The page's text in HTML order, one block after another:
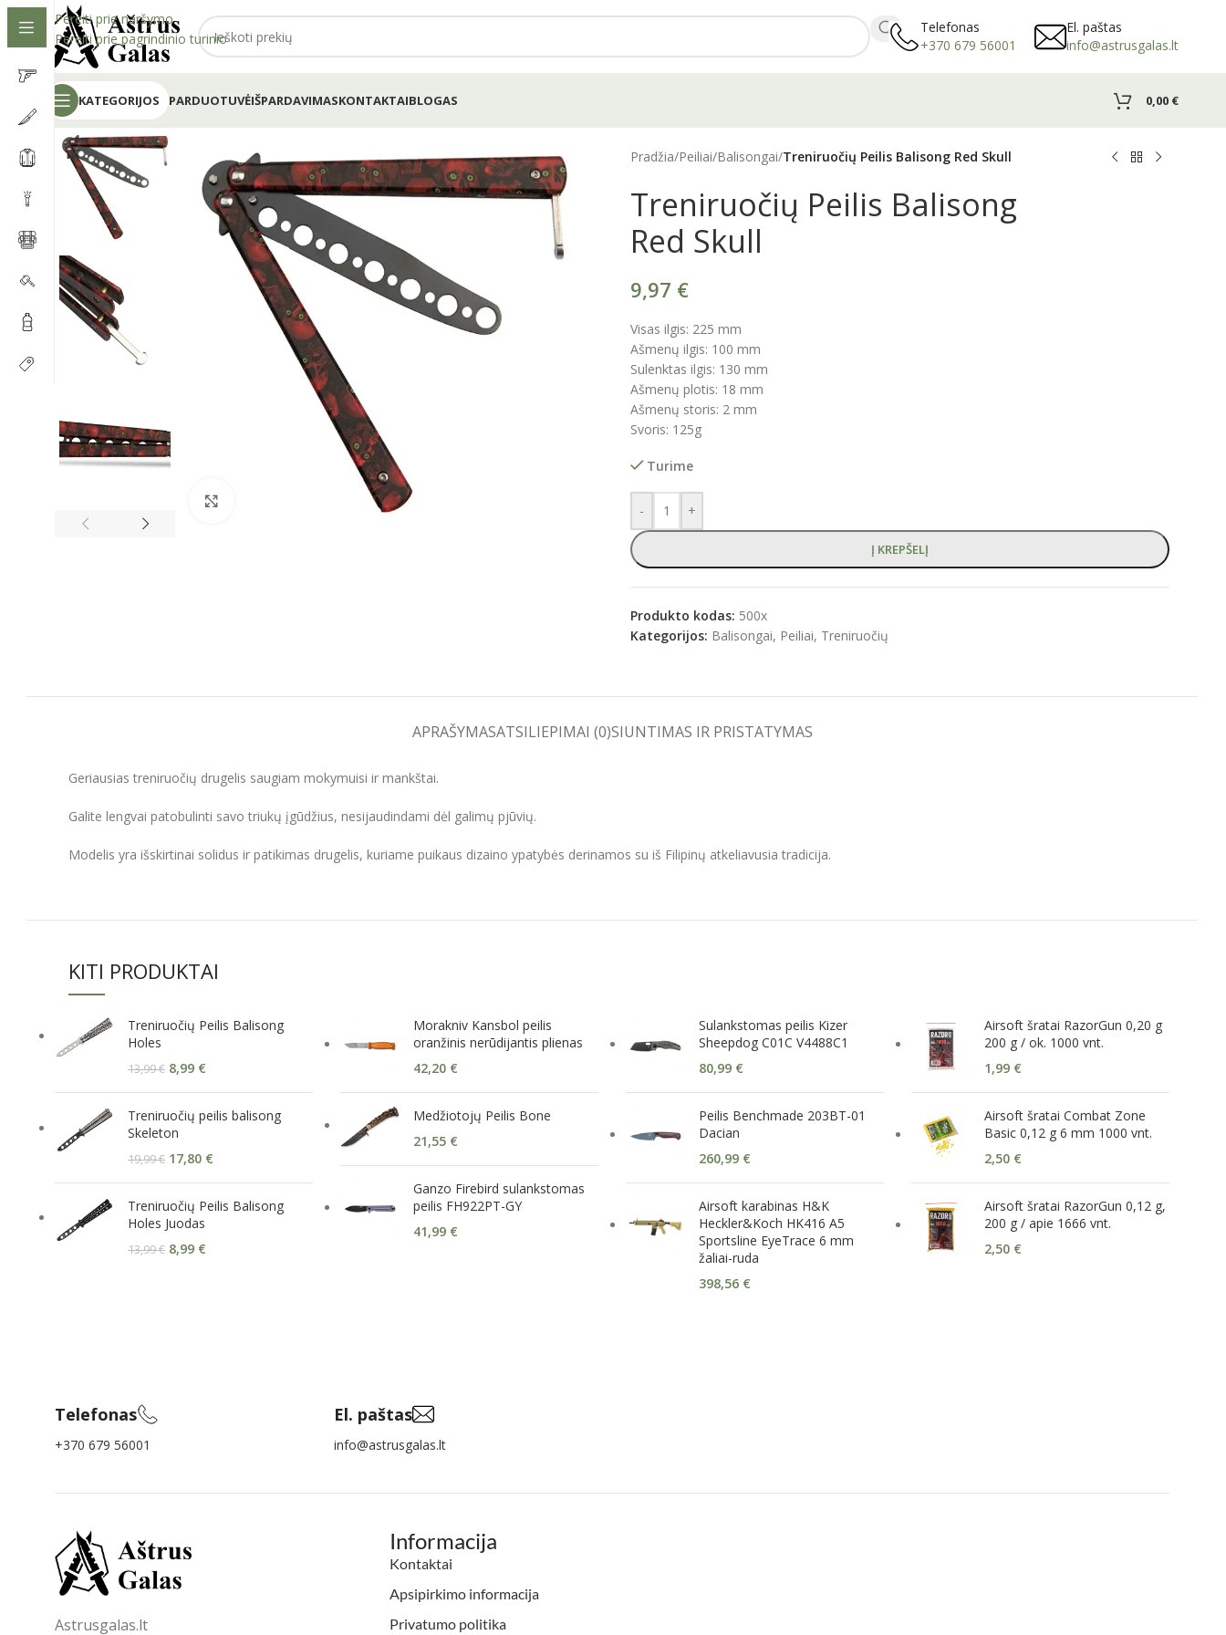
Pereiti prie naršymo
Pereiti prie pagrindinio turinio
Telefonas
+370 679 56001
El. paštas
info@astrusgalas.lt
KATEGORIJOS PARDUOTUVĖIŠPARDAVIMASKONTAKTAIBLOGAS 0,00 €
Spustelėkite, kad padidintumėte
Pradžia/Peiliai/Balisongai/Treniruočių Peilis Balisong Red Skull
Treniruočių Peilis Balisong
Red Skull
9,97 €
Visas ilgis: 225 mm
Ašmenų ilgis: 100 mm
Sulenktas ilgis: 130 mm
Ašmenų plotis: 18 mm
Ašmenų storis: 2 mm
Svoris: 125g
Turime
- +
Į KREPŠELĮ
Produkto kodas: 500x
Kategorijos: Balisongai, Peiliai, Treniruočių
APRAŠYMASATSILIEPIMAI (0)SIUNTIMAS IR PRISTATYMAS
Geriausias treniruočių drugelis saugiam mokymuisi ir mankštai.
Galite lengvai patobulinti savo triukų įgūdžius, nesijaudindami dėl galimų pjūvių.
Modelis yra išskirtinai solidus ir patikimas drugelis, kuriame puikaus dizaino ypatybės derinamos su iš Filipinų atkeliavusia tradicija.
KITI PRODUKTAI
Treniruočių Peilis Balisong
Holes
13,99€ 8,99 €
Treniruočių peilis balisong
Skeleton
19,99€ 17,80 €
Treniruočių Peilis Balisong
Holes Juodas
13,99€ 8,99 €
Morakniv Kansbol peilis
oranžinis nerūdijantis plienas
42,20 €
Medžiotojų Peilis Bone
21,55 €
Ganzo Firebird sulankstomas
peilis FH922PT-GY
41,99 €
Sulankstomas peilis Kizer
Sheepdog C01C V4488C1
80,99 €
Peilis Benchmade 203BT-01
Dacian
260,99 €
Airsoft karabinas H&K
Heckler&Koch HK416 A5
Sportsline EyeTrace 6 mm
žaliai-ruda
398,56 €
Airsoft šratai RazorGun 0,20 g
200 g / ok. 1000 vnt.
1,99 €
Airsoft šratai Combat Zone
Basic 0,12 g 6 mm 1000 vnt.
2,50 €
Airsoft šratai RazorGun 0,12 g,
200 g / apie 1666 vnt.
2,50 €
Telefonas
+370 679 56001
El. paštas
info@astrusgalas.lt
Astrusgalas.lt
Informacija
Kontaktai
Apsipirkimo informacija
Privatumo politika